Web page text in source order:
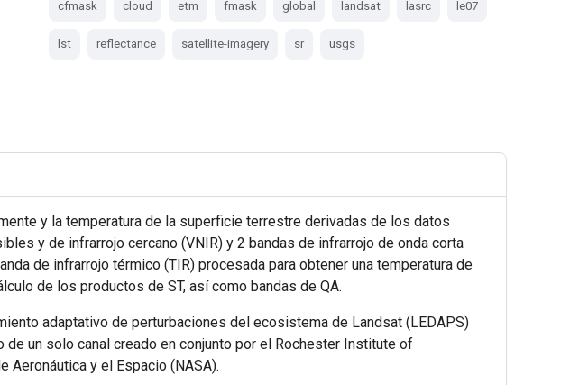
cfmask cloud etm fmask global landsat lasrc le07
lst reflectance satellite-imagery sr usgs
y la temperatura de la superficie terrestre derivadas de los datos
y de infrarrojo cercano (VNIR) y 2 bandas de infrarrojo de onda corta
de infrarrojo térmico (TIR) procesada para obtener una temperatura de
de los productos de ST, así como bandas de QA.
adaptativo de perturbaciones del ecosistema de Landsat (LEDAPS)
un solo canal creado en conjunto por el Rochester Institute of
Aeronáutica y el Espacio (NASA).